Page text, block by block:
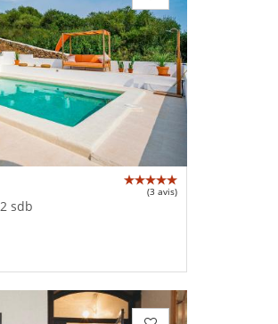
(3 avis)
sdb